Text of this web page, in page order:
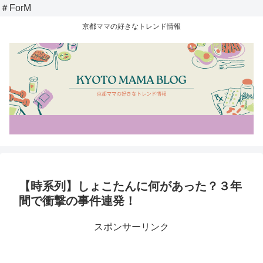
＃ForM
京都ママの好きなトレンド情報
【時系列】しょこたんに何があった？３年
間で衝撃の事件連発！
スポンサーリンク